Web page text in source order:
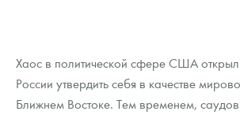
Хаос в политической сфере США
России утвердить себя в качестве
Ближнем Востоке. Тем временем,